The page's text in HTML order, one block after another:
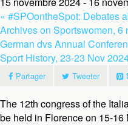
« #SPOontheSpot: Debates
Archives on Sportswomen, 6
German dvs Annual
Sport History, 23-23 Nov
Partager Tweeter
The 12th congress of the
be held in Florence on 15-16